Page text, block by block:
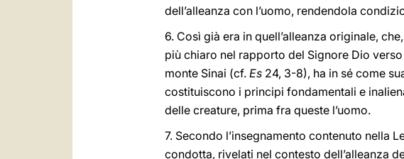
dell’alleanza con l’uomo, rendendola
6. Così già era in quell’alleanza originale,
più chiaro nel rapporto del Signore Dio
monte Sinai (cf. Es 24, 3-8), ha in sé come
costituiscono i principi fondamentali e
delle creature, prima fra queste l’uomo.
7. Secondo l’insegnamento contenuto nella
condotta, rivelati nel contesto dell’alleanza